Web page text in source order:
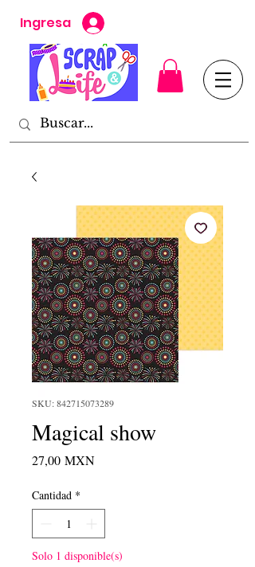
Ingresa
SKU: 842715073289
Magical show
27,00 MXNPrecio
Cantidad *
Solo 1 disponible(s)